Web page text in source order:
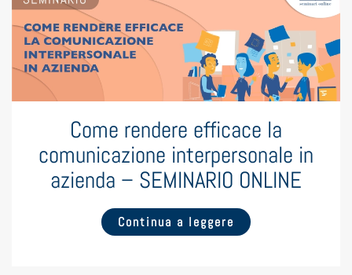
Come rendere efficace la
comunicazione interpersonale in
azienda – SEMINARIO ONLINE
Continua a leggere